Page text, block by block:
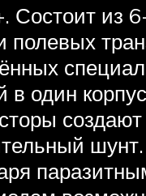
Состоит из
полевых
в один
создают
шунт.